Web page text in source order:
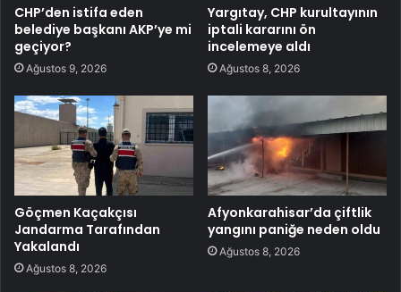
CHP’den istifa eden
belediye başkanı AKP’ye mi
geçiyor?
Ağustos 9, 2026
Yargıtay, CHP kurultayının
iptali kararını ön
incelemeye aldı
Ağustos 8, 2026
Göçmen Kaçakçısı
Jandarma Tarafından
Yakalandı
Ağustos 8, 2026
Afyonkarahisar’da çiftlik
yangını paniğe neden oldu
Ağustos 8, 2026